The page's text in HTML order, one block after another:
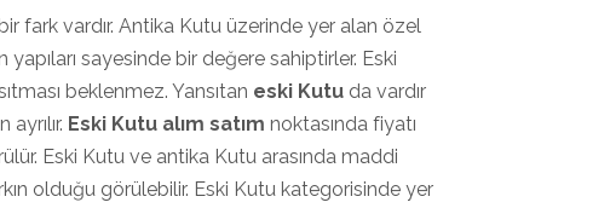
fark vardır. Antika Kutu üzerinde yer alan özel
sayesinde bir değere sahiptirler. Eski
beklenmez. Yansıtan eski Kutu da vardır
Eski Kutu alım satım noktasında fiyatı
Eski Kutu ve antika Kutu arasında maddi
olduğu görülebilir. Eski Kutu kategorisinde yer